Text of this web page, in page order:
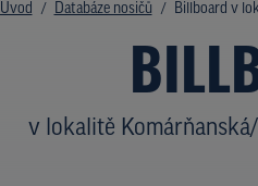
Úvod Databáze nosičů Billboard v
v lokalitě